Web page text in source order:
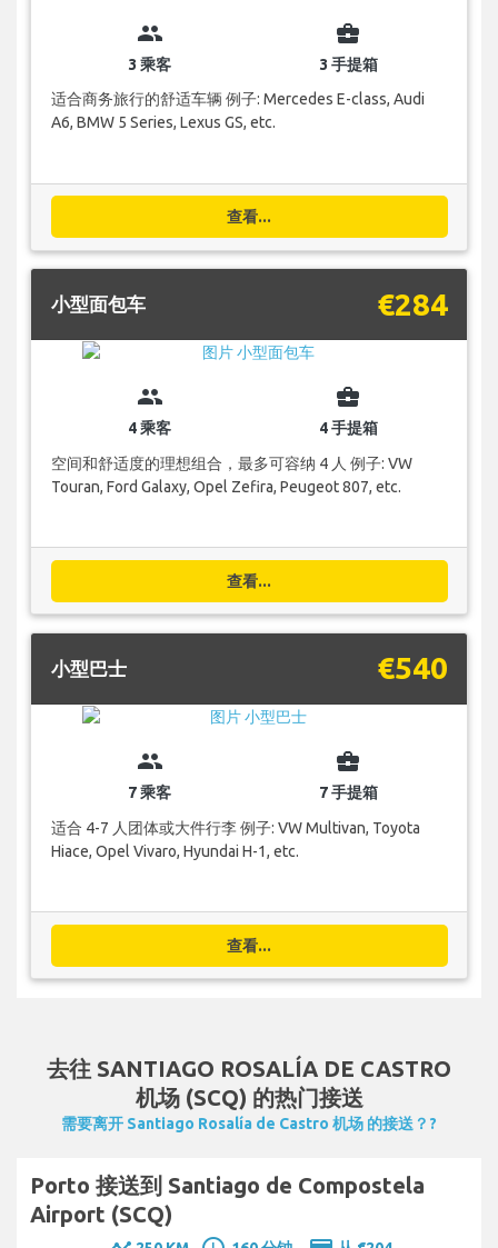
group
3 乘客
business_center
3 手提箱
适合商务旅行的舒适车辆 例子: Mercedes E-class, Audi
A6, BMW 5 Series, Lexus GS, etc.
查看...
小型面包车 €284
group
4 乘客
business_center
4 手提箱
空间和舒适度的理想组合，最多可容纳 4 人 例子: VW
Touran, Ford Galaxy, Opel Zefira, Peugeot 807, etc.
查看...
小型巴士 €540
group
7 乘客
business_center
7 手提箱
适合 4-7 人团体或大件行李 例子: VW Multivan, Toyota
Hiace, Opel Vivaro, Hyundai H-1, etc.
查看...
去往 SANTIAGO ROSALÍA DE CASTRO
机场 (SCQ) 的热门接送
需要离开 Santiago Rosalía de Castro 机场 的接送？?
Porto 接送到 Santiago de Compostela
Airport (SCQ)